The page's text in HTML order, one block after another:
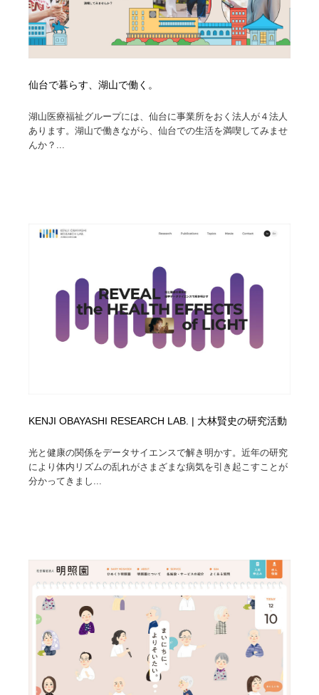
仙台で暮らす、湖山で働く。
湖山医療福祉グループには、仙台に事業所をおく法人が４法人
あります。湖山で働きながら、仙台での生活を満喫してみませ
んか？...
KENJI OBAYASHI RESEARCH LAB. | 大林賢史の研究活動
光と健康の関係をデータサイエンスで解き明かす。近年の研究
により体内リズムの乱れがさまざまな病気を引き起こすことが
分かってきまし...